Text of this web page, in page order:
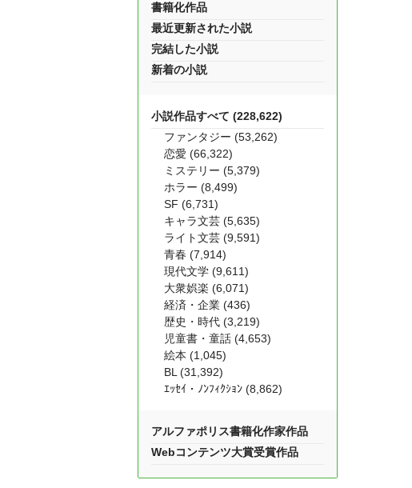
書籍化作品
最近更新された小説
完結した小説
新着の小説
小説作品すべて (228,622)
ファンタジー (53,262)
恋愛 (66,322)
ミステリー (5,379)
ホラー (8,499)
SF (6,731)
キャラ文芸 (5,635)
ライト文芸 (9,591)
青春 (7,914)
現代文学 (9,611)
大衆娯楽 (6,071)
経済・企業 (436)
歴史・時代 (3,219)
児童書・童話 (4,653)
絵本 (1,045)
BL (31,392)
ｴｯｾｲ・ﾉﾝﾌｨｸｼｮﾝ (8,862)
アルファポリス書籍化作家作品
Webコンテンツ大賞受賞作品